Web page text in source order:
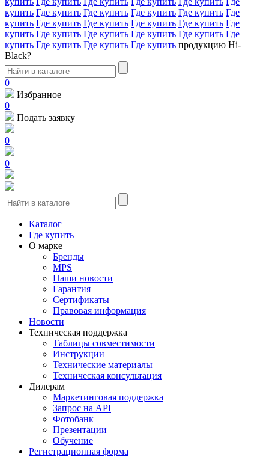
купить Где купить Где купить Где купить Где купить Где
купить Где купить Где купить Где купить Где купить Где
купить Где купить Где купить Где купить Где купить Где
купить Где купить Где купить Где купить продукцию Hi-
Black?
0
Избранное
0
Подать заявку
0
0
Каталог
Где купить
О марке
Бренды
MPS
Наши новости
Гарантия
Сертификаты
Правовая информация
Новости
Техническая поддержка
Таблицы совместимости
Инструкции
Технические материалы
Техническая консультация
Дилерам
Маркетинговая поддержка
Запрос на API
Фотобанк
Презентации
Обучение
Регистрационная форма